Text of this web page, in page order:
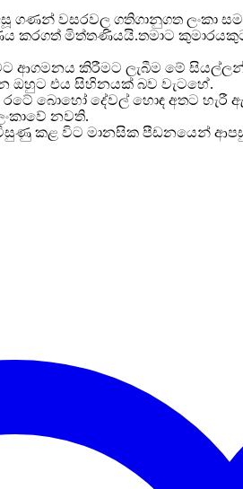
ගණන් වසරවල ගතිගානුගත ලංකා
කරගත් මිත්තණියයි.තමාට
ආගමනය කිරීමට ලැබීම මේ
ඔහුට එය සිහිනයක් බව වැටහේ.
බොහෝ දේවල් හොඳ අතට හැරී
නවති.
කළ විට මානසික පීඩනයෙන්